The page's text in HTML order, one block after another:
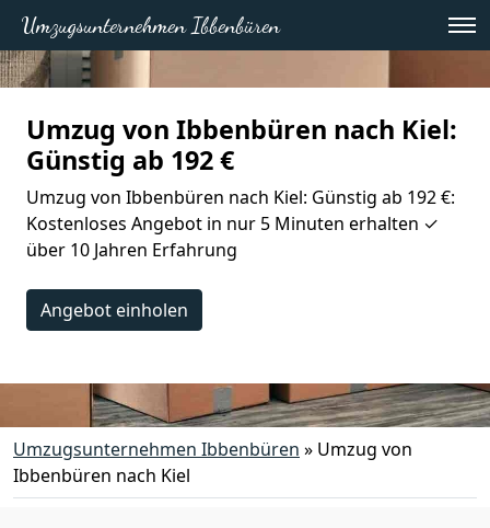
Umzugsunternehmen Ibbenbüren
Umzug von Ibbenbüren nach Kiel:
Günstig ab 192 €
Umzug von Ibbenbüren nach Kiel: Günstig ab 192 €:
Kostenloses Angebot in nur 5 Minuten erhalten ✓
über 10 Jahren Erfahrung
Angebot einholen
Umzugsunternehmen Ibbenbüren » Umzug von
Ibbenbüren nach Kiel